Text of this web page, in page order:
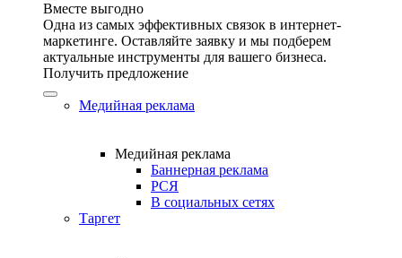
Вместе выгодно
Одна из самых эффективных связок в интернет-
маркетинге. Оставляйте заявку и мы подберем
актуальные инструменты для вашего бизнеса.
Получить предложение
Медийная реклама
Медийная реклама
Баннерная реклама
РСЯ
В социальных сетях
Таргет